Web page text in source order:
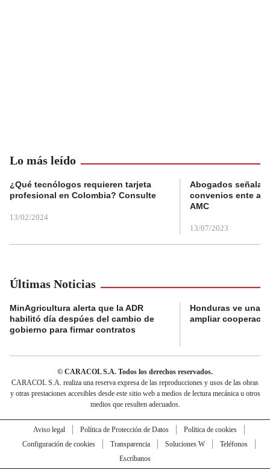
Lo más leído
¿Qué tecnólogos requieren tarjeta
profesional en Colombia? Consulte
13/02/2024
Abogados
convenios ente
AMC
13/07/2023
Últimas Noticias
MinAgricultura alerta que la ADR
habilitó día despúes del cambio de
gobierno para firmar contratos
Honduras ve una
ampliar
© CARACOL S.A. Todos los derechos reservados.
CARACOL S.A. realiza una reserva expresa de las reproducciones y usos de las obras
y otras prestaciones accesibles desde este sitio web a medios de lectura mecánica u otros
medios que resulten adecuados.
Aviso legal Política de Protección de Datos
Política de cookies
Configuración de cookies
Transparencia Soluciones W
Teléfonos
Escríbanos